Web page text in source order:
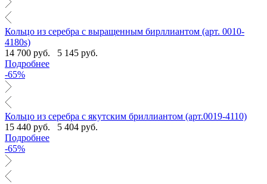
Кольцо из серебра с выращенным бирллиантом (арт. 0010-
4180s)
14 700 руб.
5 145 руб.
Подробнее
-65%
Кольцо из серебра с якутским бриллиантом (арт.0019-4110)
15 440 руб.
5 404 руб.
Подробнее
-65%